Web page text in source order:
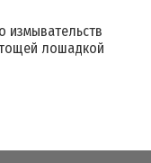
измывательств
лошадкой